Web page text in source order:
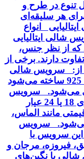
تنوع در طرح و
هر سلیقه‌ای
انواع
شالی ایتالیایی
که از نظر جنس،
دارند. برخی از
از: سرویس شالی
نقره: این نوع سرویس از نقره 925 ساخته می‌شود
می‌شود. سرویس
شالی طلا: این سرویس از طلای 18 یا 24 عیار
مانند الماس،
می‌شود. سرویس
سرویس با
فیروزه، مرجان و
با نگین‌های